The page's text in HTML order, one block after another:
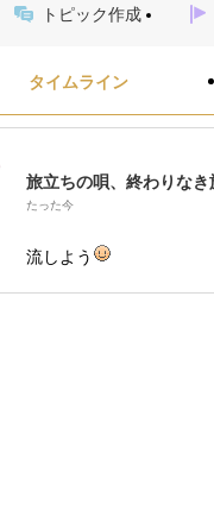
トピック作成
タイムライン
旅立ちの唄、終わりなき
たった今
流しよう